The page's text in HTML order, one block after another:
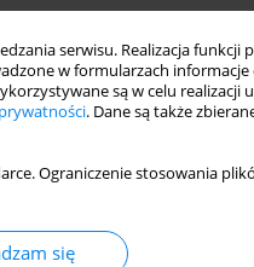
serwisu. Realizacja
w formularzach
są w celu
. Dane są także
Ograniczenie stosowania
się